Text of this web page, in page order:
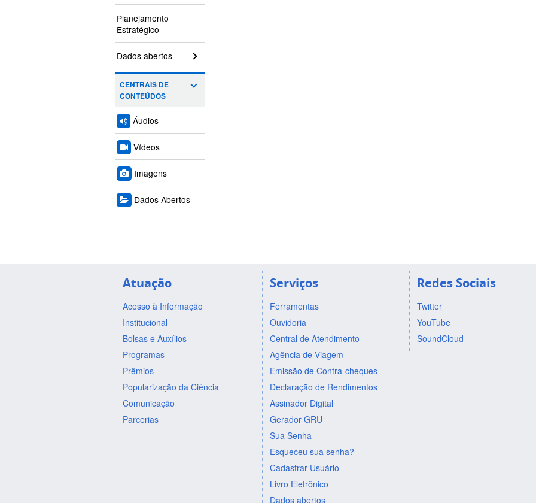
Planejamento
Estratégico
Dados abertos
CENTRAIS DE
CONTEÚDOS
Áudios
Vídeos
Imagens
Dados Abertos
Atuação
Acesso à Informação
Institucional
Bolsas e Auxílios
Programas
Prêmios
Popularização da Ciência
Comunicação
Parcerias
Serviços
Ferramentas
Ouvidoria
Central de Atendimento
Agência de Viagem
Emissão de Contra-cheques
Declaração de Rendimentos
Assinador Digital
Gerador GRU
Sua Senha
Esqueceu sua senha?
Cadastrar Usuário
Livro Eletrônico
Dados abertos
Redes Sociais
Twitter
YouTube
SoundCloud